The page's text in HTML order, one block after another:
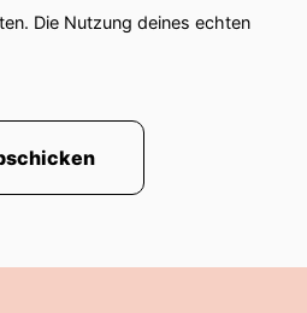
Die Nutzung deines echten